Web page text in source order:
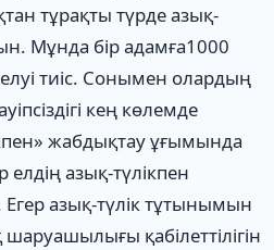
тұрақты түрде азық-
Мұнда бір адамға1000
тиіс. Сонымен олардың
кең көлемде
жабдықтау ұғымында
елдің азық-түлікпен
азық-түлік тұтынымын
қабілеттілігін